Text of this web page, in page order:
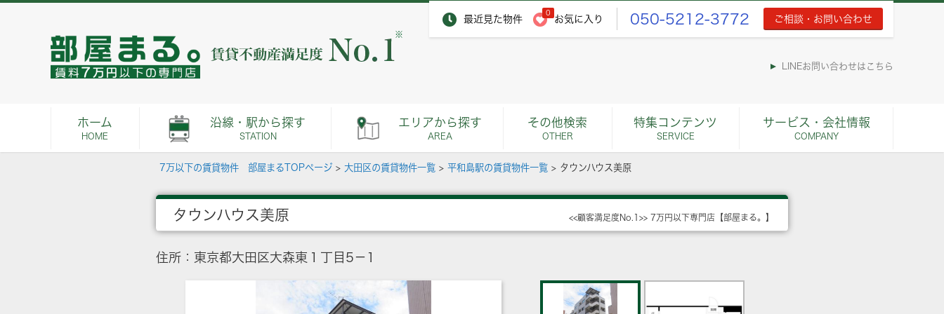
最近見た物件
0
お気に入り 050-5212-3772 ご相談・お問い合わせ
※
LINEお問い合わせはこちら
ホーム
HOME
沿線・駅から探す
STATION
エリアから探す
AREA
その他検索
OTHER
特集コンテンツ
SERVICE
サービス・会社情報
COMPANY
7万以下の賃貸物件 部屋まるTOPページ > 大田区の賃貸物件一覧 > 平和島駅の賃貸物件一覧 > タウンハウス美原
タウンハウス美原 <<顧客満足度No.1>> 7万円以下専門店【部屋まる。】
住所：東京都大田区大森東１丁目5－1